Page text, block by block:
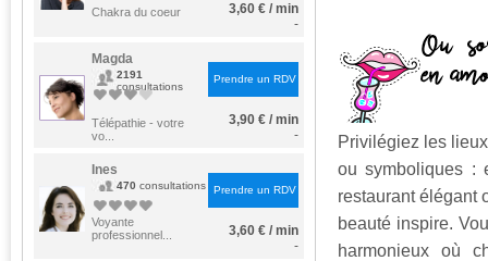
Chakra du coeur
3,60 € / min
-
Magda
2191
consultations
Télépathie - votre
vo...
Prendre un RDV
3,90 € / min
-
Ines
470 consultations
Voyante
professionnel...
Prendre un RDV
3,60 € / min
-
Privilégiez les
ou symboliques :
restaurant élégant
beauté inspire.
harmonieux où